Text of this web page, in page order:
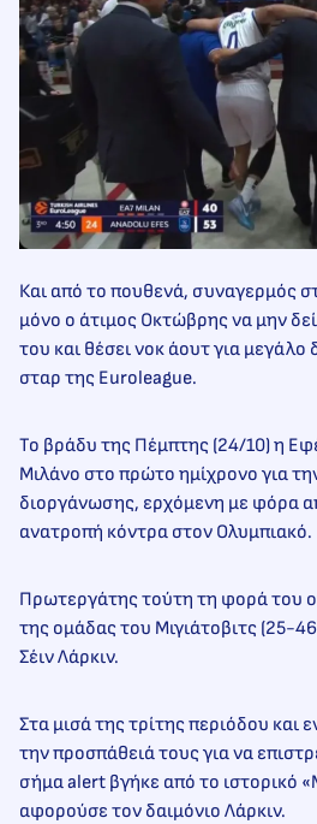
Και από το πουθενά, συναγερμός
μόνο ο άτιμος Οκτώβρης να μην
του και θέσει νοκ άουτ για
σταρ της Euroleague.
Το βράδυ της Πέμπτης (24/10) η
Μιλάνο στο πρώτο ημίχρονο για
διοργάνωσης, ερχόμενη με φόρα
ανατροπή κόντρα στον Ολυμπιακό.
Πρωτεργάτης τούτη τη φορά του
της ομάδας του Μιγιάτοβιτς (25-
Σέιν Λάρκιν.
Στα μισά της τρίτης περιόδου και
την προσπάθειά τους για να
σήμα alert βγήκε από το ιστορικό
αφορούσε τον δαιμόνιο Λάρκιν.